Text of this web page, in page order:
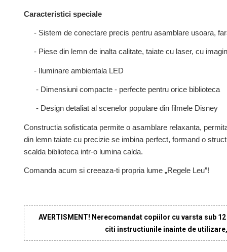
Caracteristici speciale
- Sistem de conectare precis pentru asamblare usoara,
- Piese din lemn de inalta calitate, taiate cu laser, cu
- Iluminare ambientala LED
- Dimensiuni compacte - perfecte pentru orice biblioteca
- Design detaliat al scenelor populare din filmele Disney
Constructia sofisticata permite o asamblare relaxanta,
din lemn taiate cu precizie se imbina perfect, formand o
scalda biblioteca intr-o lumina calda.
Comanda acum si creeaza-ti propria lume „Regele Leu”!
AVERTISMENT! Nerecomandat copiilor cu varsta sub
citi instructiunile inainte de